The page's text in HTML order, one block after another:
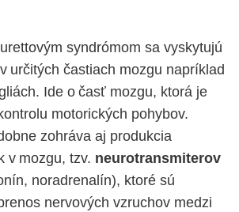
syndrómom sa vyskytujú
určitých častiach mozgu napríklad
Ide o časť mozgu, ktorá je
motorických pohybov.
zohráva aj produkcia
v mozgu, tzv. neurotransmiterov
noradrenalín), ktoré sú
nervových vzruchov medzi